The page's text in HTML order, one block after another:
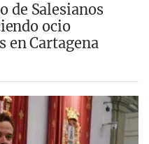
de Salesianos
ocio
en Cartagena